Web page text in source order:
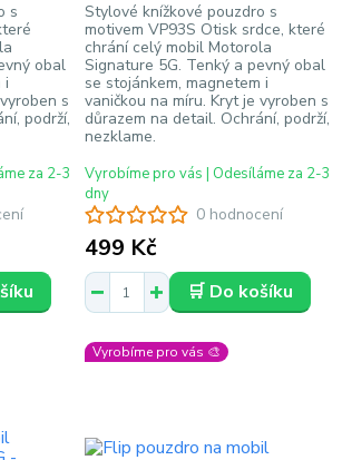
s
obal
i
s
podrží,
za 2-3
0 hodnocení
Stylové knížkové pouzdro s
motivem VP93S Otisk srdce, které
chrání celý mobil Motorola
Signature 5G. Tenký a pevný obal
se stojánkem, magnetem i
vaničkou na míru. Kryt je vyroben s
důrazem na detail. Ochrání, podrží,
nezklame.
499 Kč
Vyrobíme pro vás | Odesíláme za 2-3
dny
🛒 Do košíku
Vyrobíme pro vás 🎨